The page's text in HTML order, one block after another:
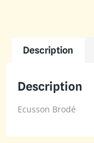
Description
Description
Ecusson Brodé